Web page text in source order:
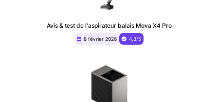
Avis & test de l'aspirateur balais Mova X4 Pro
8 février 2026 4,3/5